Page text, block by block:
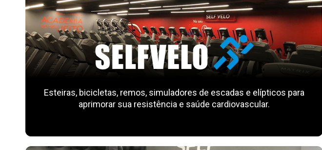
Esteiras, bicicletas, remos, simuladores de escadas e elípticos para
aprimorar sua resistência e saúde cardiovascular.